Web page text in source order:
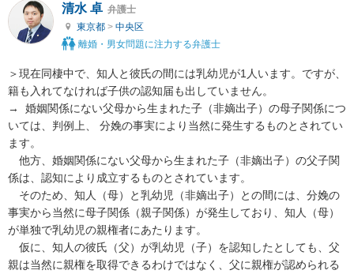
清水 卓 弁護士
東京都 > 中央区
離婚・男女問題に注力する弁護士
＞現在同棲中で、知人と彼氏の間には乳幼児が1人います。ですが、
籍も入れてなければ子供の認知届も出していません。
→  婚姻関係にない父母から生まれた子（非嫡出子）の母子関係につ
いては、判例上、 分娩の事実により当然に発生するものとされてい
ます。
他方、婚姻関係にない父母から生まれた子（非嫡出子）の父子関
係は、認知により成立するものとされています。
そのため、知人（母）と乳幼児（非嫡出子）との間には、分娩の
事実から当然に母子関係（親子関係）が発生しており、知人（母）
が単独で乳幼児の親権者にあたります。
仮に、知人の彼氏（父）が乳幼児（子）を認知したとしても、父
親は当然に親権を取得できるわけではなく、父に親権が認められる